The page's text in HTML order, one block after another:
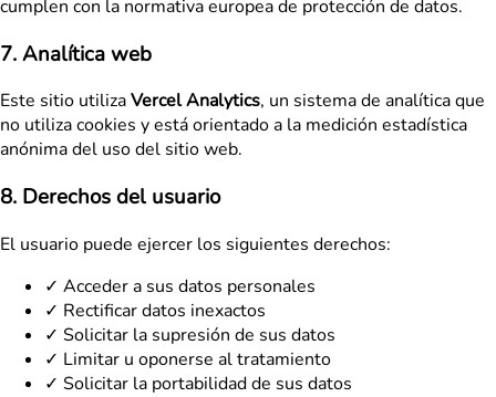
cumplen con la normativa europea de protección de datos.
7. Analítica web
Este sitio utilizaVercel Analytics, un sistema de analítica que
no utiliza cookies y está orientado a la medición estadística
anónima del uso del sitio web.
8. Derechos del usuario
El usuario puede ejercer los siguientes derechos:
✓ Acceder a sus datos personales
✓ Rectificar datos inexactos
✓ Solicitar la supresión de sus datos
✓ Limitar u oponerse al tratamiento
✓ Solicitar la portabilidad de sus datos